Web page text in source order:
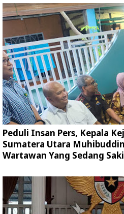
Peduli Insan Pers, Kepala
Sumatera Utara
Wartawan Yang Sedang